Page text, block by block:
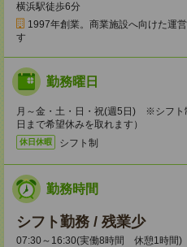
横浜駅徒歩6分
1997年創業。商業施設へ向けた運
す
勤務曜日
月～金・土・日・祝(週5日) ※シフ
日まで希望休みを取れます）
休日休暇 シフト制
勤務時間
シフト勤務 / 残業少
07:30～16:30(実働8時間 休憩1時間)